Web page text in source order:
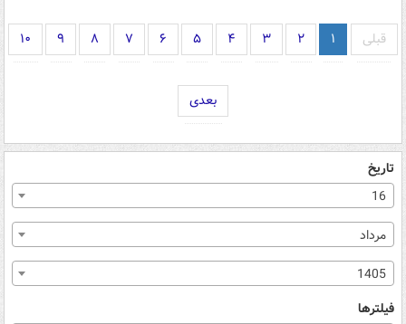
قبلی ۱ ۲ ۳ ۴ ۵ ۶ ۷ ۸ ۹ ۱۰
بعدی
تاریخ
16
مرداد
1405
فیلترها